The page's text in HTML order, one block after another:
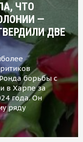
ЧТО
—
ДВЕ
борьбы с
в Харпе за
года. Он
ряду